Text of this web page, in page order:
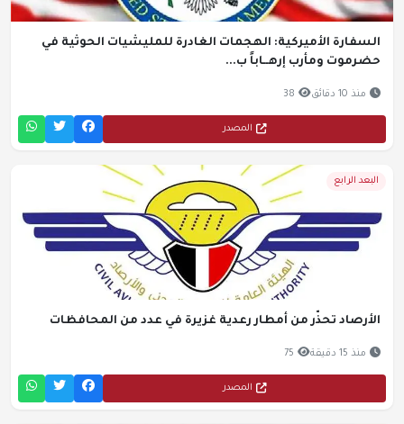
السفارة الأميركية: الهجمات الغادرة للمليشيات الحوثية في
حضرموت ومأرب إرهــاباً ب...
منذ 10 دقائق 38
المصدر
البعد الرابع
الأرصاد تحذّر من أمطار رعدية غزيرة في عدد من المحافظات
منذ 15 دقيقة 75
المصدر